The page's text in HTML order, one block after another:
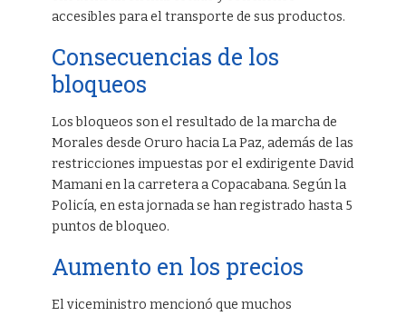
accesibles para el transporte de sus productos.
Consecuencias de los
bloqueos
Los bloqueos son el resultado de la marcha de
Morales desde Oruro hacia La Paz, además de las
restricciones impuestas por el exdirigente David
Mamani en la carretera a Copacabana. Según la
Policía, en esta jornada se han registrado hasta 5
puntos de bloqueo.
Aumento en los precios
El viceministro mencionó que muchos